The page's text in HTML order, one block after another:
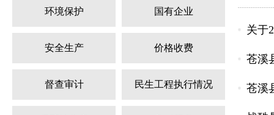
环境保护 国有企业
安全生产 价格收费
督查审计 民生工程执行情况
关于
苍溪
苍溪